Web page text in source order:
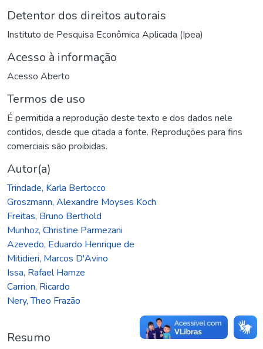
Detentor dos direitos autorais
Instituto de Pesquisa Econômica Aplicada (Ipea)
Acesso à informação
Acesso Aberto
Termos de uso
É permitida a reprodução deste texto e dos dados nele
contidos, desde que citada a fonte. Reproduções para fins
comerciais são proibidas.
Autor(a)
Trindade, Karla Bertocco
Groszmann, Alexandre Moyses Koch
Freitas, Bruno Berthold
Munhoz, Christine Parmezani
Azevedo, Eduardo Henrique de
Mitidieri, Marcos D'Avino
Issa, Rafael Hamze
Carrion, Ricardo
Nery, Theo Frazão
Resumo